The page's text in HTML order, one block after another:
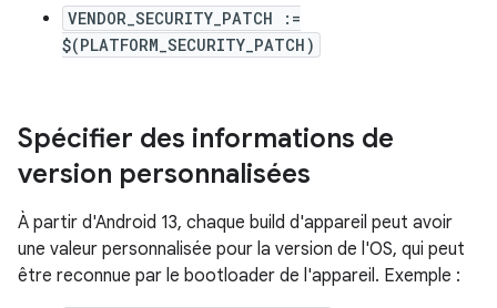
VENDOR_SECURITY_PATCH :=
$(PLATFORM_SECURITY_PATCH)
Spécifier des informations de
version personnalisées
À partir d'Android 13, chaque build d'appareil peut avoir
une valeur personnalisée pour la version de l'OS, qui peut
être reconnue par le bootloader de l'appareil. Exemple :